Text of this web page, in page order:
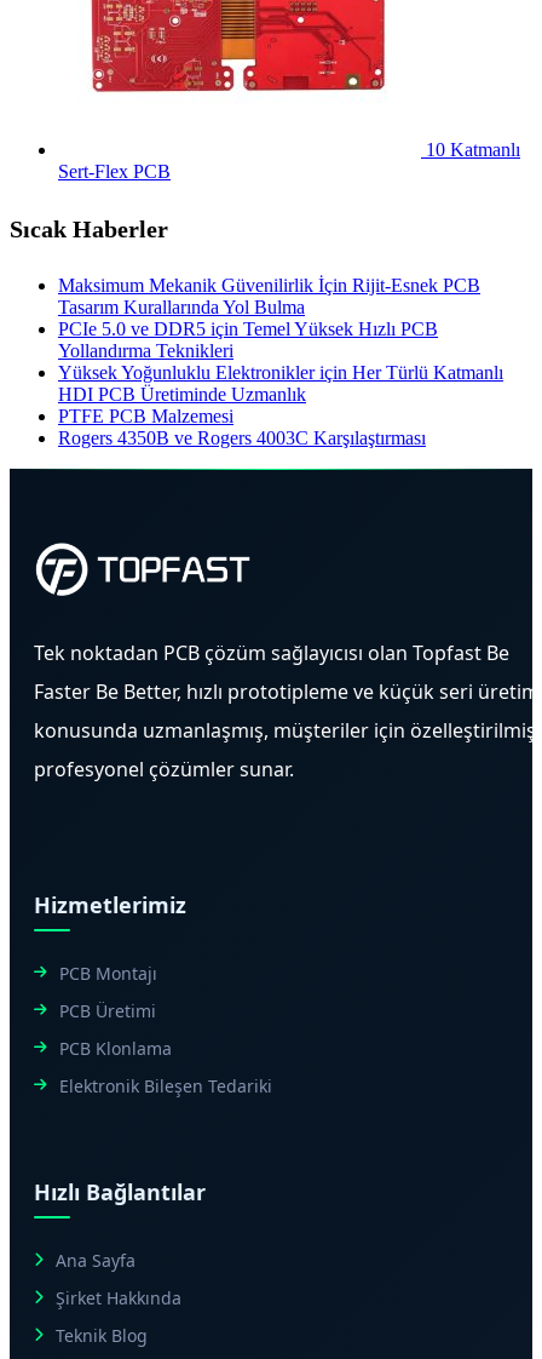
10 Katmanlı
Sert-Flex PCB
Sıcak Haberler
Maksimum Mekanik Güvenilirlik İçin Rijit-Esnek PCB
Tasarım Kurallarında Yol Bulma
PCIe 5.0 ve DDR5 için Temel Yüksek Hızlı PCB
Yollandırma Teknikleri
Yüksek Yoğunluklu Elektronikler için Her Türlü Katmanlı
HDI PCB Üretiminde Uzmanlık
PTFE PCB Malzemesi
Rogers 4350B ve Rogers 4003C Karşılaştırması
Tek noktadan PCB çözüm sağlayıcısı olan Topfast Be
Faster Be Better, hızlı prototipleme ve küçük seri üretim
konusunda uzmanlaşmış, müşteriler için özelleştirilmiş
profesyonel çözümler sunar.
Hizmetlerimiz
PCB Montajı
PCB Üretimi
PCB Klonlama
Elektronik Bileşen Tedariki
Hızlı Bağlantılar
Ana Sayfa
Şirket Hakkında
Teknik Blog